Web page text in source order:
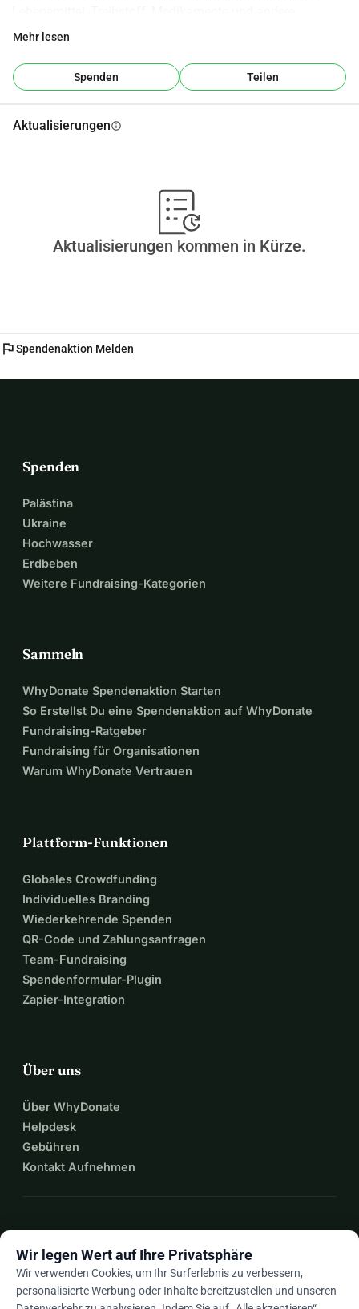
lebenswichtige Hilfsgüter an Familien in GAZA zu kaufen
zerstört sind und sogar UN-Unterkünfte bombardiert
wurden. Ihre Unterstützung bringt echten Hoffnung für
Mehr lesen
Spenden Teilen
Aktualisierungeninfo
Aktualisierungen kommen in Kürze.
flagSpendenaktion Melden
Spenden
Palästina
Ukraine
Hochwasser
Erdbeben
Weitere Fundraising-Kategorien
Sammeln
WhyDonate Spendenaktion Starten
So Erstellst Du eine Spendenaktion auf WhyDonate
Fundraising-Ratgeber
Fundraising für Organisationen
Warum WhyDonate Vertrauen
Plattform-Funktionen
Globales Crowdfunding
Individuelles Branding
Wiederkehrende Spenden
QR-Code und Zahlungsanfragen
Team-Fundraising
Spendenformular-Plugin
Zapier-Integration
Über uns
Über WhyDonate
Helpdesk
Gebühren
Kontakt Aufnehmen
Wir legen Wert auf Ihre Privatsphäre
Wir verwenden Cookies, um Ihr Surferlebnis zu verbessern,
personalisierte Werbung oder Inhalte bereitzustellen und unseren